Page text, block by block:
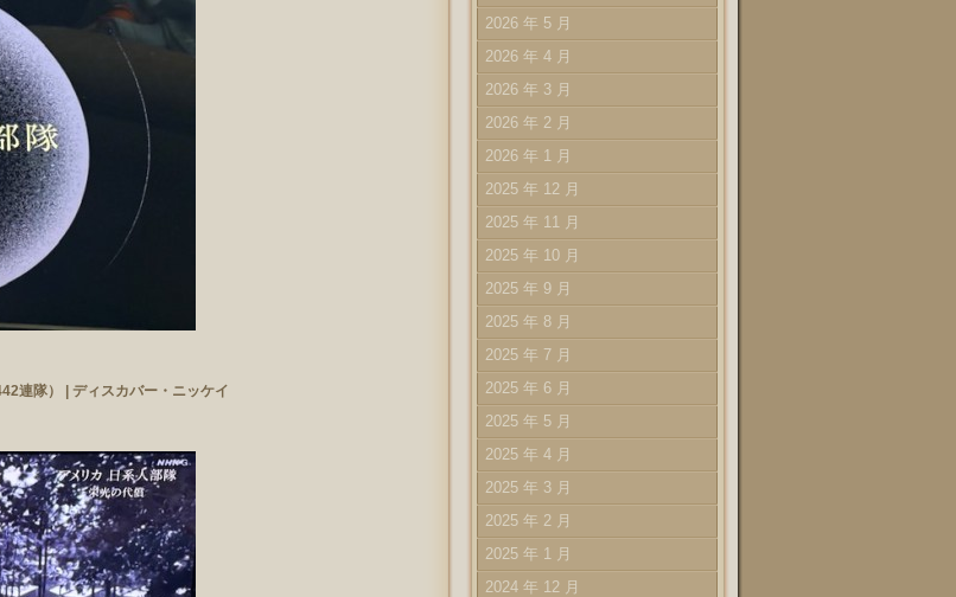
連隊） | ディスカバー・ニッケイ
2026 年 5 月
2026 年 4 月
2026 年 3 月
2026 年 2 月
2026 年 1 月
2025 年 12 月
2025 年 11 月
2025 年 10 月
2025 年 9 月
2025 年 8 月
2025 年 7 月
2025 年 6 月
2025 年 5 月
2025 年 4 月
2025 年 3 月
2025 年 2 月
2025 年 1 月
2024 年 12 月